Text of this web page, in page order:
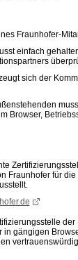
Fraunhofer-
einfach
sich der
Browser,
Fraunhofer für
gängigen